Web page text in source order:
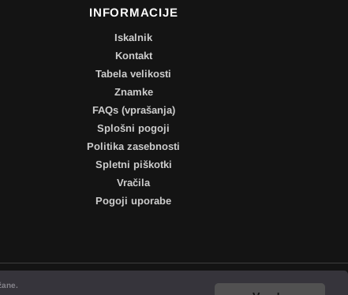
INFORMACIJE
Iskalnik
Kontakt
Tabela velikosti
Znamke
FAQs (vprašanja)
Splošni pogoji
Politika zasebnosti
Spletni piškotki
Vračila
Pogoji uporabe